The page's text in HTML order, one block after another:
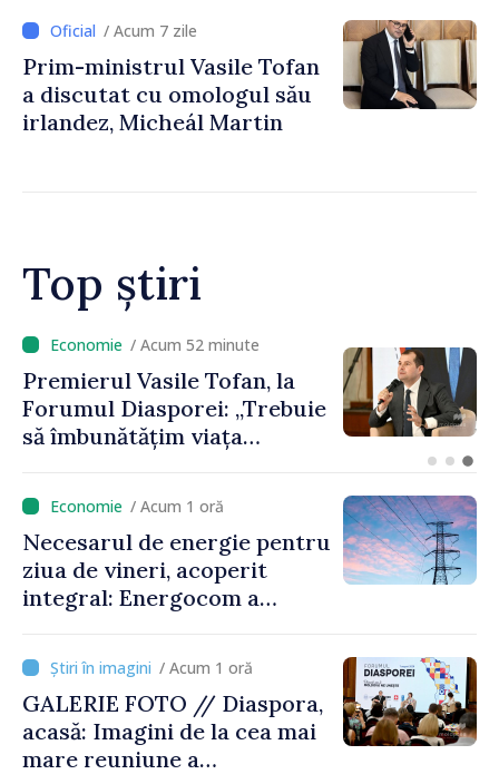
Cooperare al Elveției în
Republica Moldova
/ Acum 7 zile
Prim-ministrul Vasile Tofan
a discutat cu omologul său
irlandez, Micheál Martin
Top știri
/ Acum 52 minute
Premierul Vasile Tofan, la
Forumul Diasporei: „Trebuie
să îmbunătățim viața
motoarele economiei”
/ Acum 1 oră
Necesarul de energie pentru
ziua de vineri, acoperit
integral: Energocom a
/ Acum 1 oră
GALERIE FOTO // Diaspora,
acasă: Imagini de la cea mai
mare reuniune a